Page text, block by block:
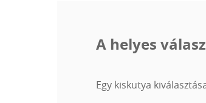
A helyes
Egy kiskutya